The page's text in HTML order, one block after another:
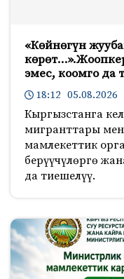
«Көйнөгүн
эмес, коомго да
18:12 05.08.2026
Кыргызстанга
мигранттары
мамлекеттик
берүүчүлөргө
да тиешелүү.